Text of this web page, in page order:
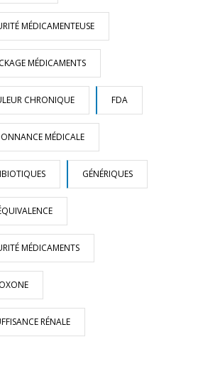
MÉDICAMENTEUSE
MÉDICAMENTS
CHRONIQUE FDA
MÉDICALE
GÉNÉRIQUES
MÉDICAMENTS
RÉNALE